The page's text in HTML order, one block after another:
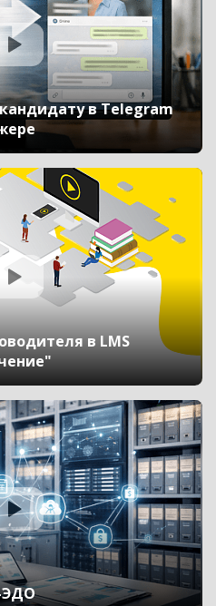
в Telegram
в LMS
ЭДО